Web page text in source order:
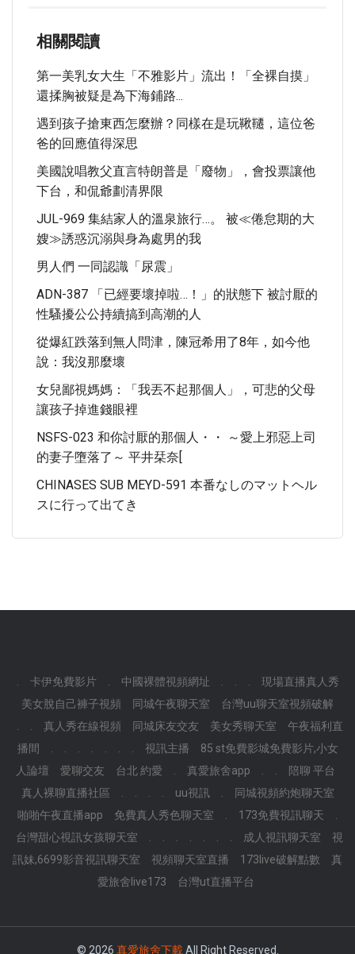
相關閱讀
第一美乳女大生「不雅影片」流出！「全裸自摸」
還揉胸被疑是為下海鋪路...
遇到孩子搶東西怎麼辦？同樣在是玩鞦韆，這位爸
爸的回應值得深思
美國說唱教父直言特朗普是「廢物」，會投票讓他
下台，和侃爺劃清界限
JUL-969 集結家人的溫泉旅行…。 被≪倦怠期的大
嫂≫誘惑沉溺與身為處男的我
男人們 一同認識「尿震」
ADN-387 「已經要壞掉啦…！」的狀態下 被討厭的
性騷擾公公持續搞到高潮的人
從爆紅跌落到無人問津，陳冠希用了8年，如今他
說：我沒那麼壞
女兒鄙視媽媽：「我丟不起那個人」，可悲的父母
讓孩子掉進錢眼裡
NSFS-023 和你討厭的那個人・・ ～愛上邪惡上司
的妻子墮落了～ 平井栞奈[
CHINASES SUB MEYD-591 本番なしのマットヘル
スに行って出てき
卡伊免費影片 中國裸體視頻網址
現場直播真人秀
美女脫自己褲子視頻
同城午夜聊天室
台灣uu聊天室視頻破解
真人秀在線視頻 同城床友交友 美女秀聊天室
午夜福利直
播間
視訊主播
85 st免費影城免費影片,小女
人論壇
愛聊交友 台北 約愛 真愛旅舍app
陪聊 平台
真人裸聊直播社區
uu視訊
同城視頻約炮聊天室
啪啪午夜直播app
免費真人秀色聊天室 173免費視訊聊天
台灣甜心視訊女孩聊天室
成人視訊聊天室
視
訊妹,6699影音視訊聊天室
視頻聊天室直播 173live破解點數
真
愛旅舍live173
台灣ut直播平台
© 2026 真愛旅舍下載 All Right Reserved.